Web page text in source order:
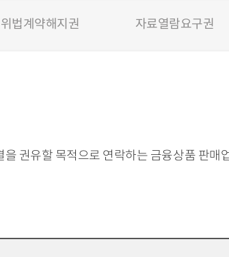
위법계약해지권 자료열람요구권
권유할 목적으로 연락하는 금융상품 판